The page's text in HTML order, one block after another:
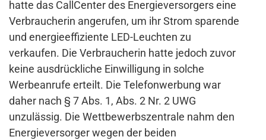
hatte das CallCenter des Energieversorgers eine
Verbraucherin angerufen, um ihr Strom sparende
und energieeffiziente LED-Leuchten zu
verkaufen. Die Verbraucherin hatte jedoch zuvor
keine ausdrückliche Einwilligung in solche
Werbeanrufe erteilt. Die Telefonwerbung war
daher nach § 7 Abs. 1, Abs. 2 Nr. 2 UWG
unzulässig. Die Wettbewerbszentrale nahm den
Energieversorger wegen der beiden